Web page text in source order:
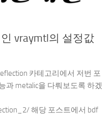
vraymtl의 설정값
카테고리에서 저번 포
과 metalic을 다뤄보도록 하겠
해당 포스트에서 bdf